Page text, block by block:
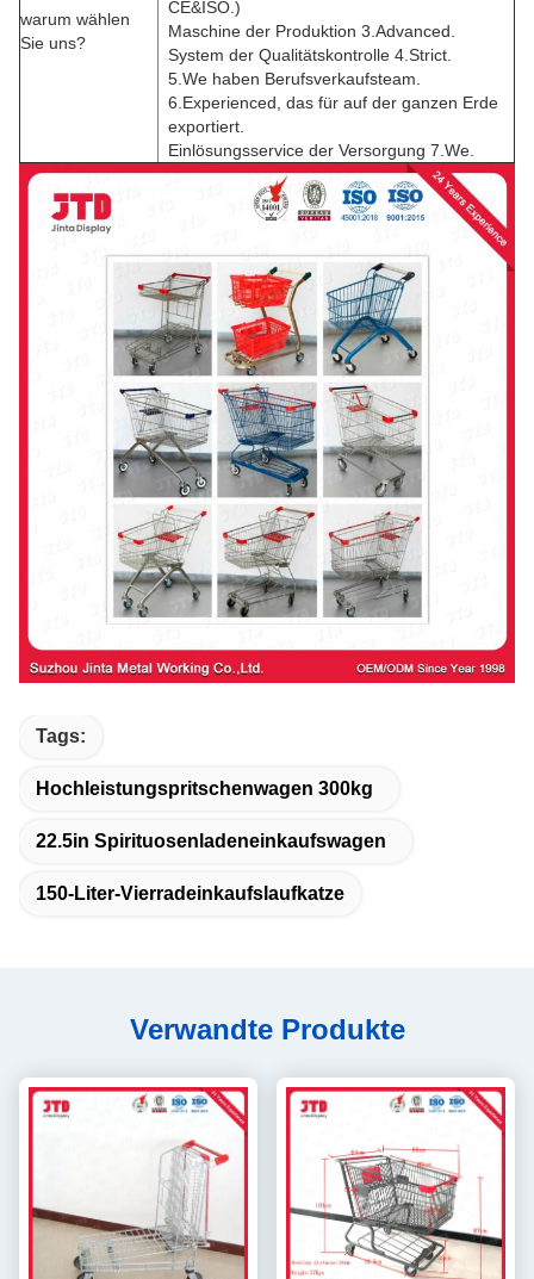
warum wählen
Sie uns?
CE&ISO.)
Maschine der Produktion 3.Advanced.
System der Qualitätskontrolle 4.Strict.
5.We haben Berufsverkaufsteam.
6.Experienced, das für auf der ganzen Erde
exportiert.
Einlösungsservice der Versorgung 7.We.
Tags:
Hochleistungspritschenwagen 300kg
22.5in Spirituosenladeneinkaufswagen
150-Liter-Vierradeinkaufslaufkatze
Verwandte Produkte